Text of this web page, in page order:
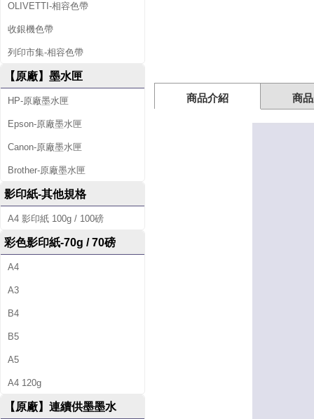
OLIVETTI-相容色帶
收銀機色帶
列印市集-相容色帶
【原廠】墨水匣
HP-原廠墨水匣
Epson-原廠墨水匣
Canon-原廠墨水匣
Brother-原廠墨水匣
影印紙-其他規格
A4 影印紙 100g / 100磅
彩色影印紙-70g / 70磅
A4
A3
B4
B5
A5
A4 120g
【原廠】連續供墨墨水
商品介紹 商